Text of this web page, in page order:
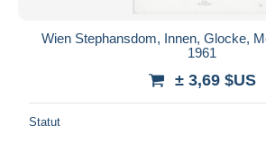
Wien Stephansdom, Innen, Glocke,
1961
± 3,69 $US
Statut